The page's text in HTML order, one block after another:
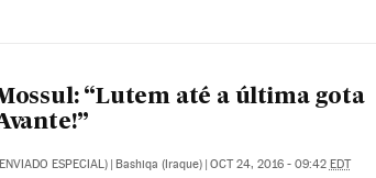
“Lutem até a última gota
ESPECIAL) | Bashiqa (Iraque) | OCT 24, 2016 - 09:42 EDT